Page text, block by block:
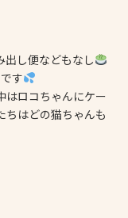
出し便などもなし
す
はロコちゃんにケー
ちはどの猫ちゃんも